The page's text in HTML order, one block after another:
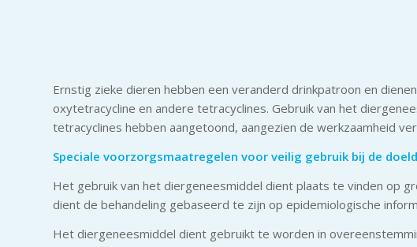
Ernstig zieke dieren hebben een veranderd drinkpatroon en
oxytetracycline en andere tetracyclines. Gebruik van het
tetracyclines hebben aangetoond, aangezien de werkzaamheid
Speciale voorzorgsmaatregelen voor veilig gebruik bij de doel
Het gebruik van het diergeneesmiddel dient plaats te vinden op
dient de behandeling gebaseerd te zijn op epidemiologische
Het diergeneesmiddel dient gebruikt te worden in